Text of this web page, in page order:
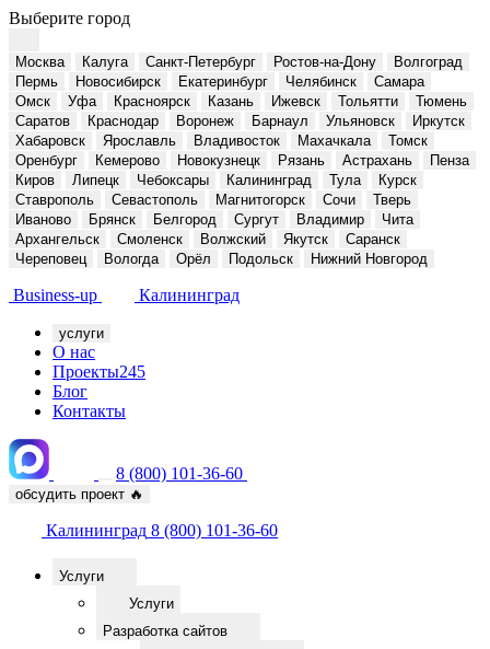
Выберите город
Москва Калуга Санкт-Петербург Ростов-на-Дону
Волгоград
Пермь
Новосибирск Екатеринбург Челябинск
Самара
Омск
Уфа Красноярск Казань Ижевск Тольятти
Тюмень
Саратов
Краснодар Воронеж Барнаул Ульяновск
Иркутск
Хабаровск
Ярославль Владивосток Махачкала
Томск
Оренбург
Кемерово Новокузнецк Рязань Астрахань
Пенза
Киров
Липецк Чебоксары Калининград Тула
Курск
Ставрополь
Севастополь Магнитогорск Сочи
Тверь
Иваново
Брянск Белгород Сургут Владимир
Чита
Архангельск
Смоленск Волжский Якутск
Саранск
Череповец
Вологда Орёл Подольск Нижний Новгород
Business-up Калининград
услуги
О нас
Проекты245
Блог
Контакты
8 (800) 101-36-60
обсудить проект 🔥
Калининград 8 (800) 101-36-60
Услуги
Услуги
Разработка сайтов